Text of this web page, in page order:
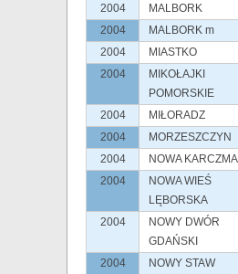
2004
MALBORK
2004
MALBORK m
2004
MIASTKO
2004
MIKOŁAJKI
POMORSKIE
2004
MIŁORADZ
2004
MORZESZCZYN
2004
NOWA KARCZMA
2004
NOWA WIEŚ
LĘBORSKA
2004
NOWY DWÓR
GDAŃSKI
2004
NOWY STAW